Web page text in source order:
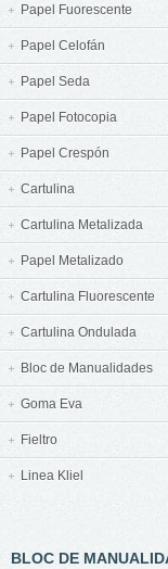
Papel Fuorescente
Papel Celofán
Papel Seda
Papel Fotocopia
Papel Crespón
Cartulina
Cartulina Metalizada
Papel Metalizado
Cartulina Fluorescente
Cartulina Ondulada
Bloc de Manualidades
Goma Eva
Fieltro
Linea Kliel
BLOC DE